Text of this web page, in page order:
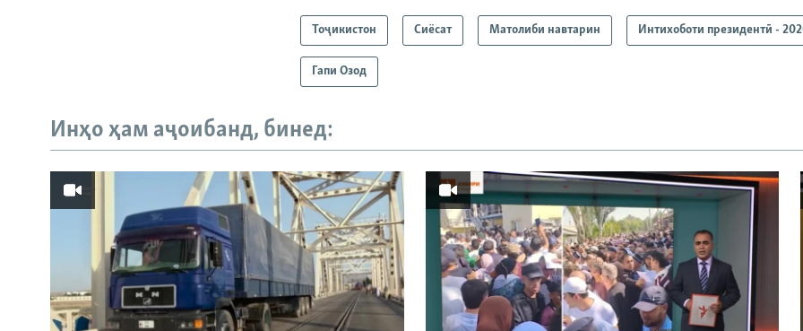
Тоҷикистон Сиёсат Матолиби навтарин Интихоботи президентӣ -
Гапи Озод
Инҳо ҳам аҷоибанд, бинед: